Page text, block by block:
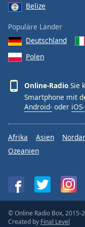
Belize
Populäre Länder
Deutschland
Polen
Online-Radio Sie
Smartphone mit
Android- oder iOS-
Afrika Asien
Ozeanien
© Online Radio Box, 2015-
Created by Final Level